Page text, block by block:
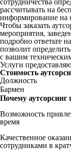
рассчитывать на
информирование на
Чтобы заказать
мероприятия,
подробно ответьте
позволит
с вашим
Услуги
Стоимость
Должность
Бармен
Почему аутсорсинг
Возможность
время
Качественное
сотрудниками в